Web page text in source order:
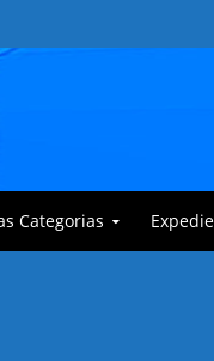
Categorias